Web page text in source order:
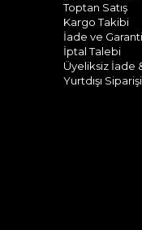
Toptan Satış
Kargo Takibi
İade ve Garanti
İptal Talebi
Üyeliksiz İade
Yurtdışı